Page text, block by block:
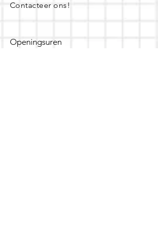
Contacteer ons!
Openingsuren